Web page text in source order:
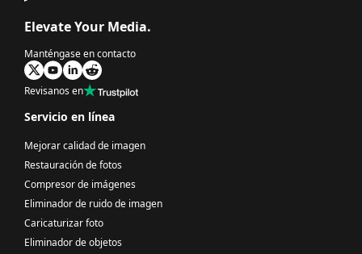
Elevate Your Media.
Manténgase en contacto
Revisanos en
Servicio en línea
Mejorar calidad de imagen
Restauración de fotos
Compresor de imágenes
Eliminador de ruido de imagen
Caricaturizar foto
Eliminador de objetos